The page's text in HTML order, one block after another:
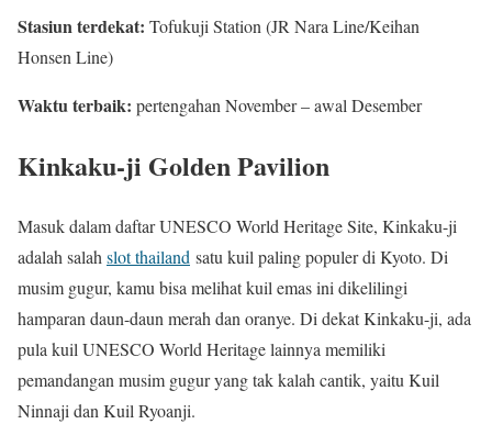
Stasiun terdekat: Tofukuji Station (JR Nara Line/Keihan
Honsen Line)
Waktu terbaik: pertengahan November – awal Desember
Kinkaku-ji Golden Pavilion
Masuk dalam daftar UNESCO World Heritage Site, Kinkaku-ji
adalah salah slot thailand satu kuil paling populer di Kyoto. Di
musim gugur, kamu bisa melihat kuil emas ini dikelilingi
hamparan daun-daun merah dan oranye. Di dekat Kinkaku-ji, ada
pula kuil UNESCO World Heritage lainnya memiliki
pemandangan musim gugur yang tak kalah cantik, yaitu Kuil
Ninnaji dan Kuil Ryoanji.